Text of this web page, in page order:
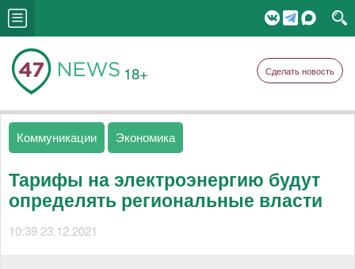
18+ Сделать новость
Коммуникации Экономика
Тарифы на электроэнергию будут
определять региональные власти
10:39 23.12.2021